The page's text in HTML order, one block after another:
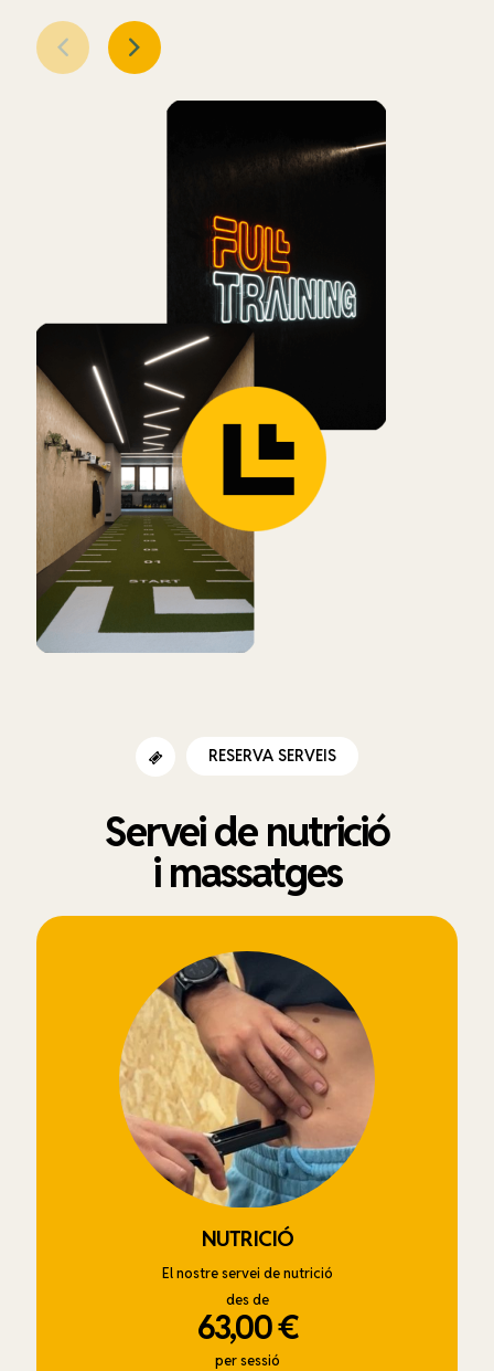
RESERVA SERVEIS
Servei de nutrició
i massatges
NUTRICIÓ
El nostre servei de nutrició
des de
63,00 €
per sessió